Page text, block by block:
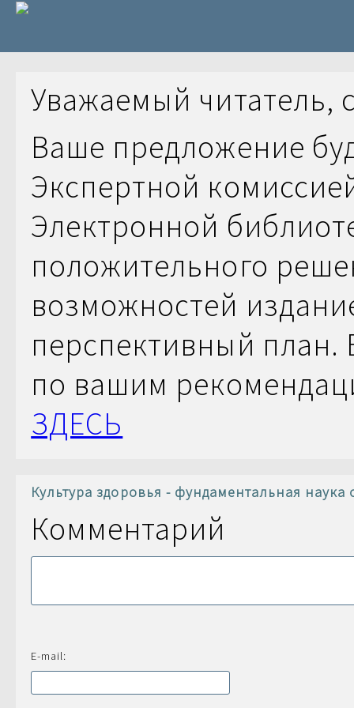
Уважаемый читатель,
Ваше предложение
Экспертной
Электронной
положительного
возможностей
перспективный
по вашим
ЗДЕСЬ
Культура здоровья - фундаментальная наука
Комментарий
E-mail: